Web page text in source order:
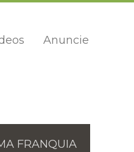
Anuncie
FRANQUIA